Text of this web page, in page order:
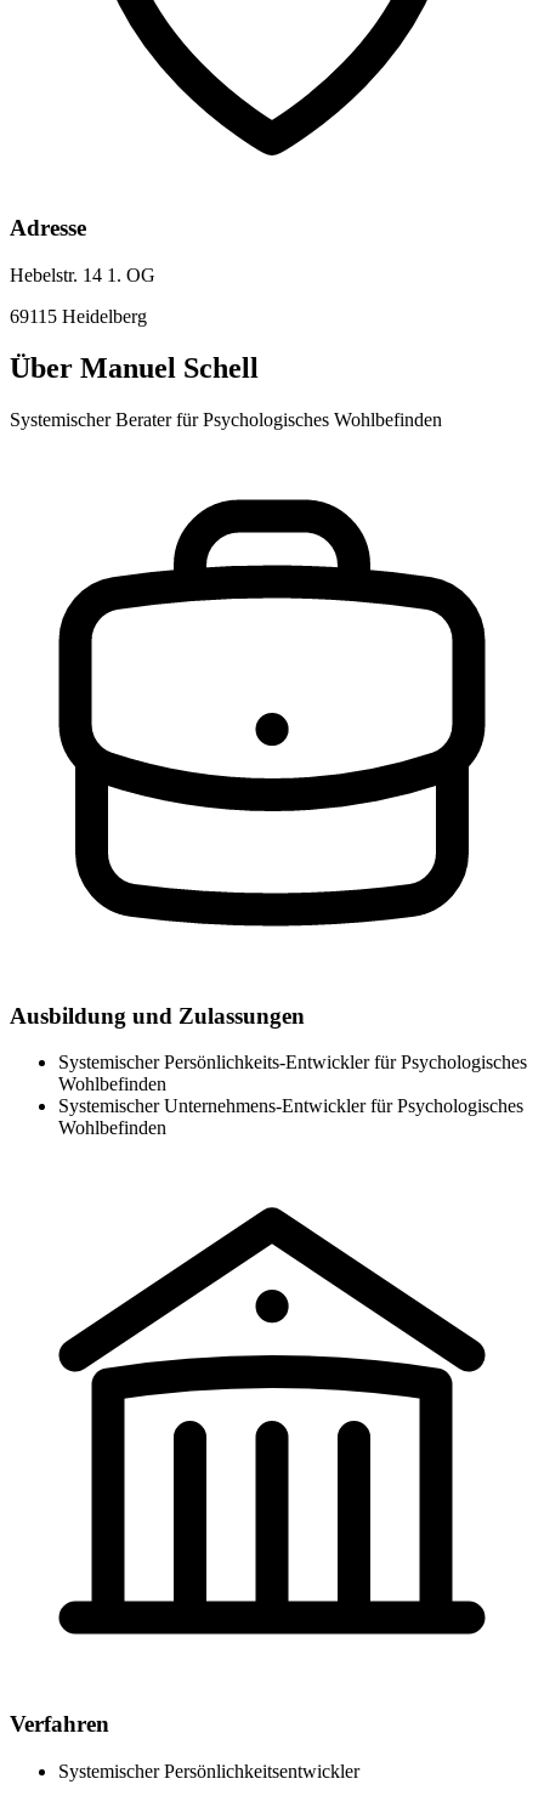
Adresse
Hebelstr. 14 1. OG
69115 Heidelberg
Über Manuel Schell
Systemischer Berater für Psychologisches Wohlbefinden
Ausbildung und Zulassungen
Systemischer Persönlichkeits-Entwickler für Psychologisches
Wohlbefinden
Systemischer Unternehmens-Entwickler für Psychologisches
Wohlbefinden
Verfahren
Systemischer Persönlichkeitsentwickler